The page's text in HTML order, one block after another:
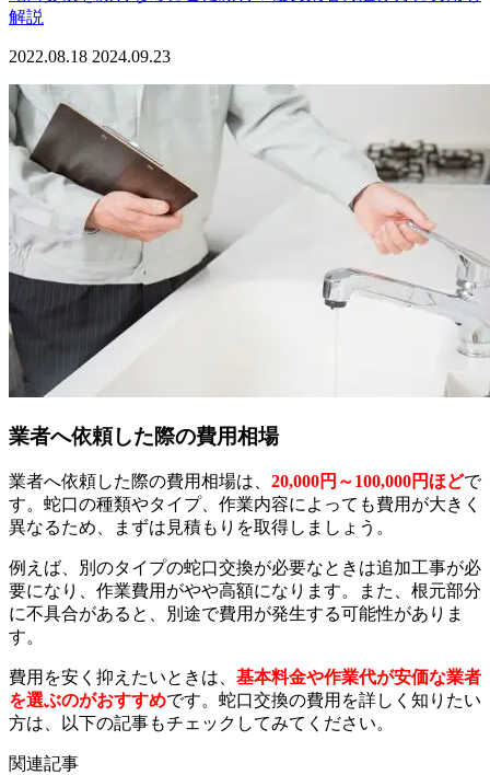
解説
2022.08.18 2024.09.23
業者へ依頼した際の費用相場
業者へ依頼した際の費用相場は、 20,000円～100,000円ほどで
す。蛇口の種類やタイプ、作業内容によっても費用が大きく
異なるため、まずは見積もりを取得しましょう。
例えば、別のタイプの蛇口交換が必要なときは追加工事が必
要になり、作業費用がやや高額になります。また、根元部分
に不具合があると、別途で費用が発生する可能性がありま
す。
費用を安く抑えたいときは、 基本料金や作業代が安価な業者
を選ぶのがおすすめです。蛇口交換の費用を詳しく知りたい
方は、以下の記事もチェックしてみてください。
関連記事